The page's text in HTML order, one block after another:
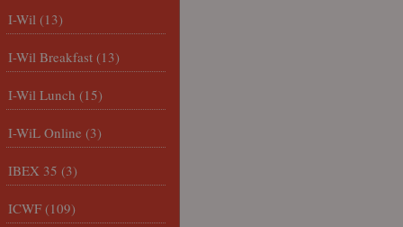
I-Wil (13)
I-Wil Breakfast (13)
I-Wil Lunch (15)
I-WiL Online (3)
IBEX 35 (3)
ICWF (109)